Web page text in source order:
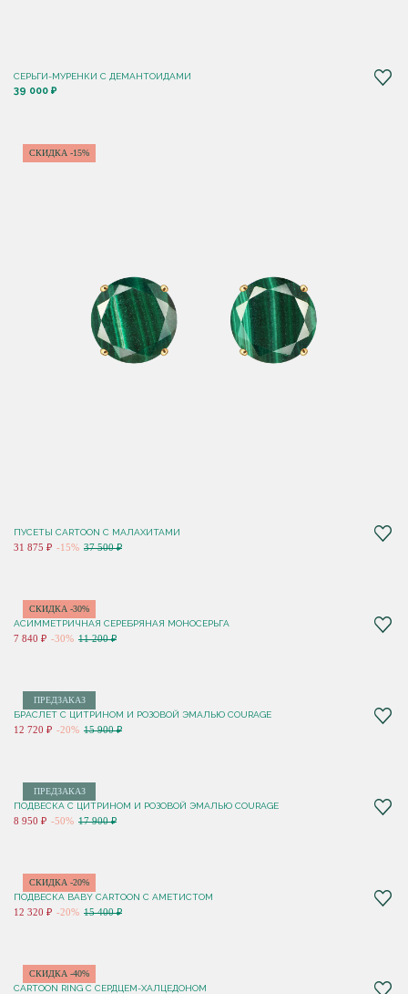
СЕРЬГИ-МУРЕНКИ С ДЕМАНТОИДАМИ
39 000 ₽
СКИДКА -15%
ПУСЕТЫ CARTOON С МАЛАХИТАМИ
31 875 ₽ -15% 37 500 ₽
СКИДКА -30%
АСИММЕТРИЧНАЯ СЕРЕБРЯНАЯ МОНОСЕРЬГА
7 840 ₽ -30% 11 200 ₽
ПРЕДЗАКАЗ
БРАСЛЕТ С ЦИТРИНОМ И РОЗОВОЙ ЭМАЛЬЮ COURAGE
12 720 ₽ -20% 15 900 ₽
ПРЕДЗАКАЗ
ПОДВЕСКА С ЦИТРИНОМ И РОЗОВОЙ ЭМАЛЬЮ COURAGE
8 950 ₽ -50% 17 900 ₽
СКИДКА -20%
ПОДВЕСКА BABY CARTOON С АМЕТИСТОМ
12 320 ₽ -20% 15 400 ₽
СКИДКА -40%
CARTOON RING С СЕРДЦЕМ-ХАЛЦЕДОНОМ